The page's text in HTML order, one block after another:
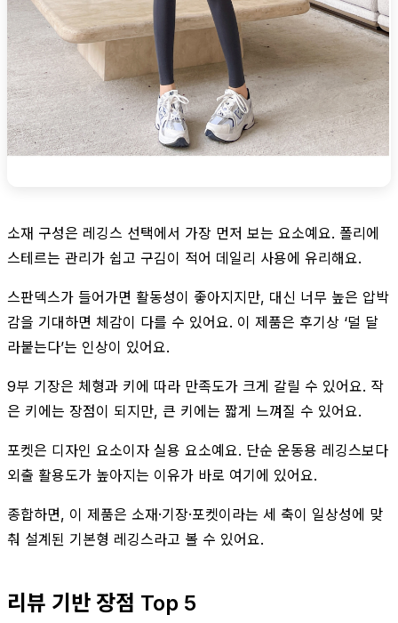
소재 구성은 레깅스 선택에서 가장 먼저 보는 요소예요. 폴리에
스테르는 관리가 쉽고 구김이 적어 데일리 사용에 유리해요.
스판덱스가 들어가면 활동성이 좋아지지만, 대신 너무 높은 압박
감을 기대하면 체감이 다를 수 있어요. 이 제품은 후기상 ‘덜 달
라붙는다’는 인상이 있어요.
9부 기장은 체형과 키에 따라 만족도가 크게 갈릴 수 있어요. 작
은 키에는 장점이 되지만, 큰 키에는 짧게 느껴질 수 있어요.
포켓은 디자인 요소이자 실용 요소예요. 단순 운동용 레깅스보다
외출 활용도가 높아지는 이유가 바로 여기에 있어요.
종합하면, 이 제품은 소재·기장·포켓이라는 세 축이 일상성에 맞
춰 설계된 기본형 레깅스라고 볼 수 있어요.
리뷰 기반 장점 Top 5